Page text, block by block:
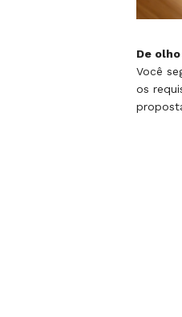
De
Você
os